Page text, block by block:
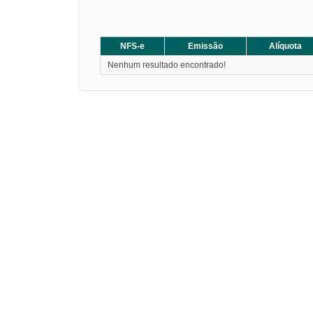
NFS-e Emissão Alíquota
Nenhum resultado encontrado!